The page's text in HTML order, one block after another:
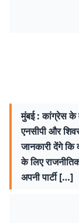
मुंबई : कांग्रेस के
एनसीपी और
जानकारी देंगे कि
के लिए
अपनी पार्टी […]